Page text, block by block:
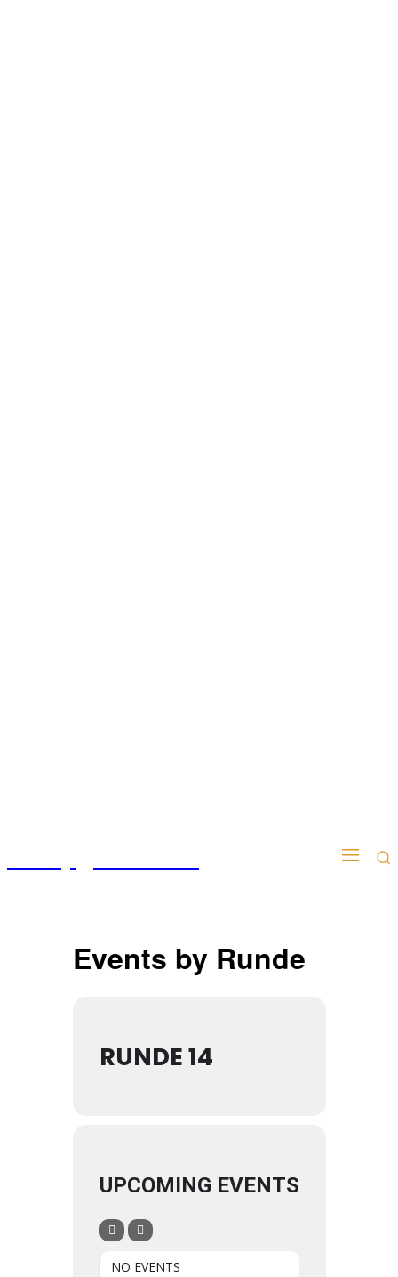
Events by Runde
RUNDE 14
UPCOMING EVENTS
NO EVENTS